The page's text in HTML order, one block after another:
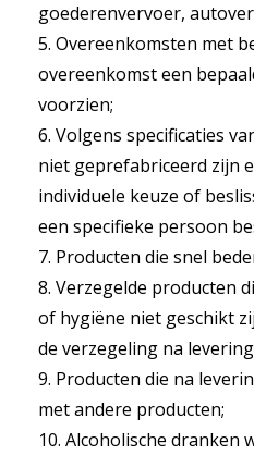
goederenvervoer,
5. Overeenkomsten met
overeenkomst een
voorzien;
6. Volgens specificaties
niet geprefabriceerd zijn
individuele keuze of
een specifieke persoon
7. Producten die snel
8. Verzegelde producten
of hygiëne niet geschikt
de verzegeling na
9. Producten die na
met andere producten;
10. Alcoholische dranken